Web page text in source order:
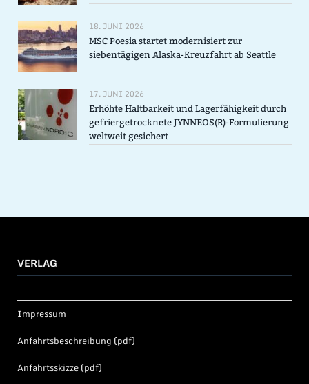
18. JUNI 2026
MSC Poesia startet modernisiert zur
siebentägigen Alaska-Kreuzfahrt ab Seattle
17. JUNI 2026
Erhöhte Haltbarkeit und Lagerfähigkeit durch
gefriergetrocknete JYNNEOS(R)-Formulierung
weltweit gesichert
VERLAG
Impressum
Anfahrtsbeschreibung (pdf)
Anfahrtsskizze (pdf)